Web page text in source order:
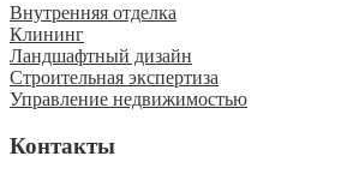
Внутренняя отделка
Клининг
Ландшафтный дизайн
Строительная экспертиза
Управление недвижимостью
Контакты